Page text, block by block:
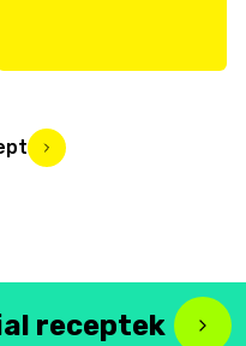
receptek